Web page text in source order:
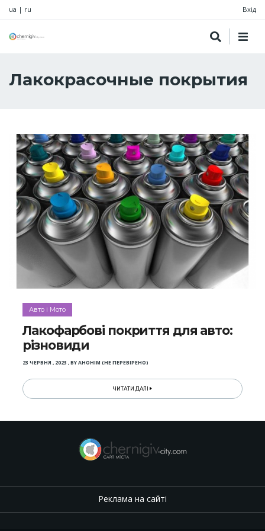
ua | ru Вхід
Лакокрасочные покрытия
Авто і Мото
Лакофарбові покриття для авто:
різновиди
23 ЧЕРВНЯ , 2023 ,BYАНОНІМ (НЕ ПЕРЕВІРЕНО)
ЧИТАТИ ДАЛІ
Реклама на сайті